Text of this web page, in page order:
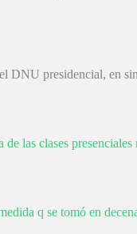
DNU presidencial, en
las clases presenciales
q se tomó en